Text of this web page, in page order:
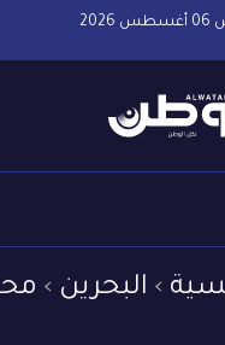
البحرين